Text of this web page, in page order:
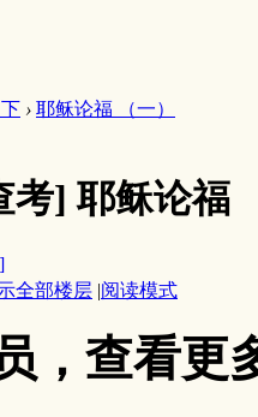
› 耶稣论福 （一）
考]耶稣论福
全部楼层 |阅读模式
，查看更